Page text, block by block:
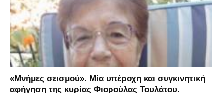
«Μνήμες σεισμού». Μία υπέροχη και συγκινητική
αφήγηση της κυρίας Φιορούλας Τουλάτου.